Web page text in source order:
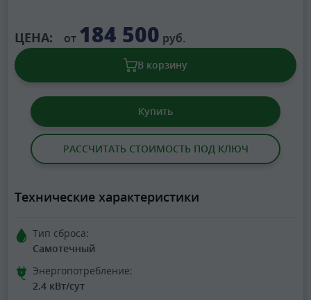
ЦЕНА: от 184 500 руб.
В корзину
Купить
РАССЧИТАТЬ СТОИМОСТЬ ПОД КЛЮЧ
Технические характеристики
Тип сброса:
Самотечный
Энергопотребление:
2.4 кВт/сут